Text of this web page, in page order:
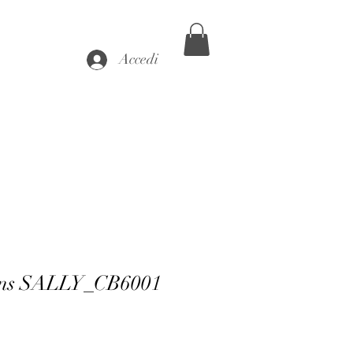
Accedi
SALLY_CB6001